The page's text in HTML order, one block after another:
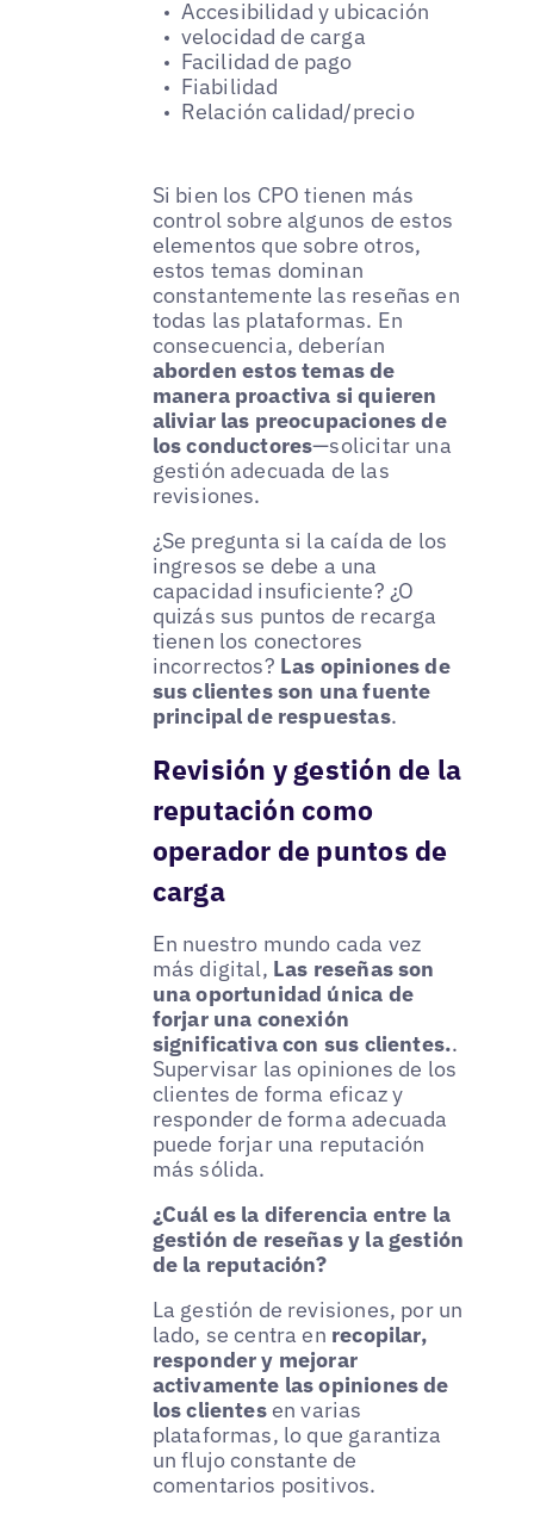
Accesibilidad y ubicación
velocidad de carga
Facilidad de pago
Fiabilidad
Relación calidad/precio
Si bien los CPO tienen más
control sobre algunos de estos
elementos que sobre otros,
estos temas dominan
constantemente las reseñas en
todas las plataformas. En
consecuencia, deberían
aborden estos temas de
manera proactiva si quieren
aliviar las preocupaciones de
los conductores—solicitar una
gestión adecuada de las
revisiones.
¿Se pregunta si la caída de los
ingresos se debe a una
capacidad insuficiente? ¿O
quizás sus puntos de recarga
tienen los conectores
incorrectos? Las opiniones de
sus clientes son una fuente
principal de respuestas.
Revisión y gestión de la
reputación como
operador de puntos de
carga
En nuestro mundo cada vez
más digital, Las reseñas son
una oportunidad única de
forjar una conexión
significativa con sus clientes..
Supervisar las opiniones de los
clientes de forma eficaz y
responder de forma adecuada
puede forjar una reputación
más sólida.
¿Cuál es la diferencia entre la
gestión de reseñas y la gestión
de la reputación?
La gestión de revisiones, por un
lado, se centra en recopilar,
responder y mejorar
activamente las opiniones de
los clientes en varias
plataformas, lo que garantiza
un flujo constante de
comentarios positivos.